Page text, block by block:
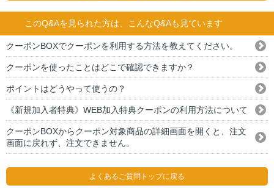
このQ&Aを見られた方は、こんなQ&Aも見ています
クーポンBOXでクーポンを利用する方法を教えてください。
クーポンを使ったことはどこで確認できますか？
ポイントはどうやって使うの？
《新規加入者特典》WEB加入特典クーポンの利用方法について
クーポンBOXからクーポン対象商品の詳細画面を開くと、注文
画面に戻れず、注文できません。
よくあるご質問トップに戻る